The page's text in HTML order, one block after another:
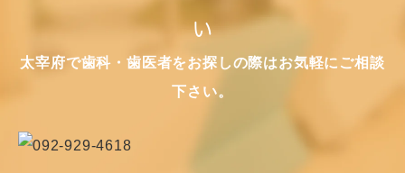
い
太宰府で歯科・歯医者をお探しの際はお気軽にご相談
下さい。